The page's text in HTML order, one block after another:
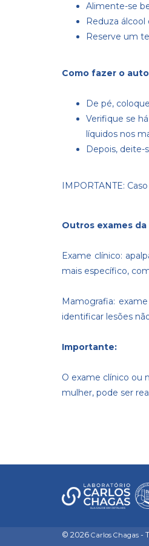
Alimente-se
Reduza álcool
Reserve um
Como fazer o
De pé,
Verifique se
líquidos nos
Depois, deite-
IMPORTANTE:
Outros exames da
Exame clínico:
mais específico,
Mamografia:
identificar lesões
Importante:
O exame clínico ou
mulher, pode ser
© 2026 Carlos Chagas -